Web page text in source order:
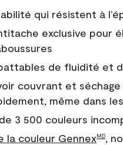
qui résistent à
exclusive pour
de fluidité et
couvrant et
même dans
3 500 couleurs
la couleur GennexMD,